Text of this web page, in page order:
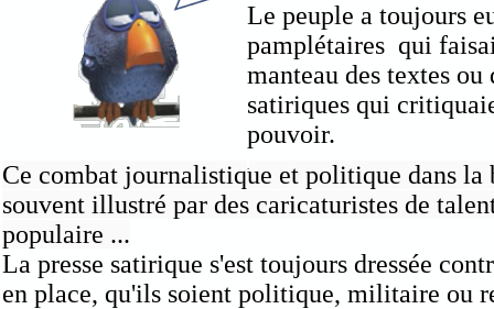
Ce combat journalistique et politique dans la
souvent illustré par des caricaturistes de
populaire ...
La presse satirique s'est toujours dressée
en place, qu'ils soient politique, militaire ou
Le peuple a toujours
pamplétaires qui
manteau des textes ou
satiriques qui
pouvoir.
.